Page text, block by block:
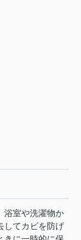
浴室や洗濯物か
してカビを防げ